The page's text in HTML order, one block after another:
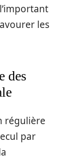
les
des
régulière
par